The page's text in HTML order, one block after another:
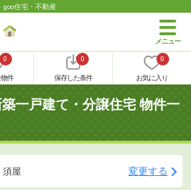
goo住宅・不動産
0
件
0
保存した条件
0
お気に入り
一戸建て・分譲住宅 物件一
須屋 変更する